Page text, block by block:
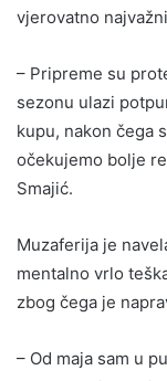
vjerovatno
– Pripreme su
sezonu ulazi
kupu, nakon čega
očekujemo bolje
Smajić.
Muzaferija je
mentalno vrlo
zbog čega je
– Od maja sam u